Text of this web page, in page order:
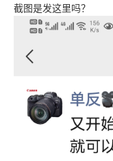
截图是发这里吗？